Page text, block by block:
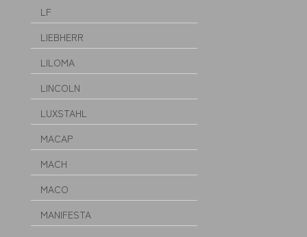
LF
LIEBHERR
LILOMA
LINCOLN
LUXSTAHL
MACAP
MACH
MACO
MANIFESTA